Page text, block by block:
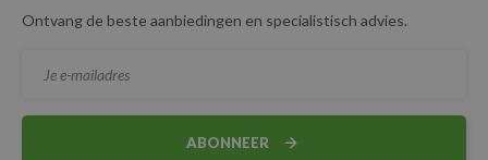
Ontvang de beste aanbiedingen en specialistisch advies.
ABONNEER